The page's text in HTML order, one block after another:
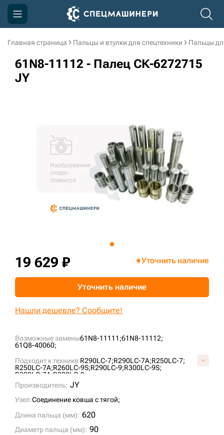
Главная страница Пальцы и втулки для спецтехники Пальцы
61N8-11112 - Палец СК-6272715
JY
Возможные замены61N8-11111;61N8-11112;
61Q8-40060;
Подходит к технике:R290LC-7;R290LC-7A;R250LC-7;
R250LC-7A;R260LC-9S;R290LC-9;R300LC-9S;
R300LC-7A;R300LC-9;
Производитель: JY
Узел:Соединение ковша с тягой;
Длина пальца (мм): 620
Диаметр пальца (мм): 90
19 629 ₽ Уточнить наличие
Уточнить наличие
Нашли дешевле? Сообщите!
Компания
Акции
3D тур по производству
3D тур по складам
sksale@skdst.ru